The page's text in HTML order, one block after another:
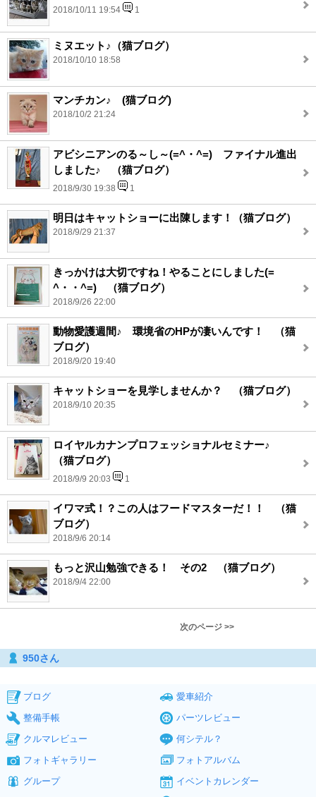
2018/10/11 19:54 1
ミヌエット♪（猫ブログ）
2018/10/10 18:58
マンチカン♪ (猫ブログ)
2018/10/2 21:24
アビシニアンのる～し～(=^・^=) ファイナル進出
しました♪ （猫ブログ）
2018/9/30 19:38 1
明日はキャットショーに出陳します！（猫ブログ）
2018/9/29 21:37
きっかけは大切ですね！やることにしました(=
^・・^=) （猫ブログ）
2018/9/26 22:00
動物愛護週間♪ 環境省のHPが凄いんです！ （猫
ブログ）
2018/9/20 19:40
キャットショーを見学しませんか？ （猫ブログ）
2018/9/10 20:35
ロイヤルカナンプロフェッショナルセミナー♪
（猫ブログ）
2018/9/9 20:03 1
イワマ式！？この人はフードマスターだ！！ （猫
ブログ）
2018/9/6 20:14
もっと沢山勉強できる！ その2 （猫ブログ）
2018/9/4 22:00
次のページ >>
950さん
ブログ
愛車紹介
整備手帳
パーツレビュー
クルマレビュー
何シテル？
フォトギャラリー
フォトアルバム
グループ
イベントカレンダー